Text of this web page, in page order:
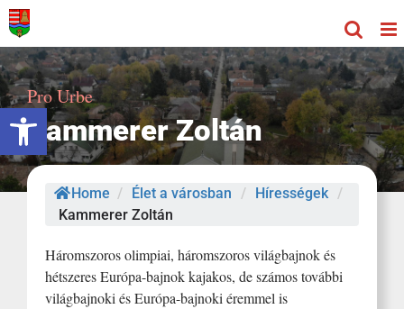
Eszköztár megnyitása
Kihagyás
Pro Urbe
Kammerer Zoltán
Home / Élet a városban / Hírességek /
Kammerer Zoltán
Háromszoros olimpiai, háromszoros világbajnok és
hétszeres Európa-bajnok kajakos, de számos további
világbajnoki és Európa-bajnoki éremmel is